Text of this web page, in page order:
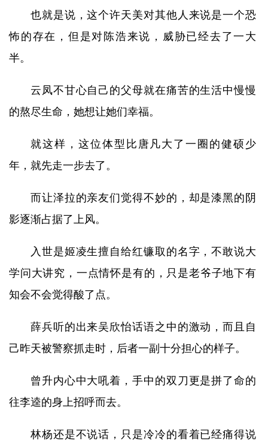
也就是说，这个许天美对其他人来说是一个恐
怖的存在，但是对陈浩来说，威胁已经去了一大
半。
云凤不甘心自己的父母就在痛苦的生活中慢慢
的熬尽生命，她想让她们幸福。
就这样，这位体型比唐凡大了一圈的健硕少
年，就先走一步去了。
而让泽拉的亲友们觉得不妙的，却是漆黑的阴
影逐渐占据了上风。
入世是姬凌生擅自给红镰取的名字，不敢说大
学问大讲究，一点情怀是有的，只是老爷子地下有
知会不会觉得酸了点。
薛兵听的出来吴欣怡话语之中的激动，而且自
己昨天被警察抓走时，后者一副十分担心的样子。
曾升内心中大吼着，手中的双刀更是拼了命的
往李逵的身上招呼而去。
林杨还是不说话，只是冷冷的看着已经痛得说